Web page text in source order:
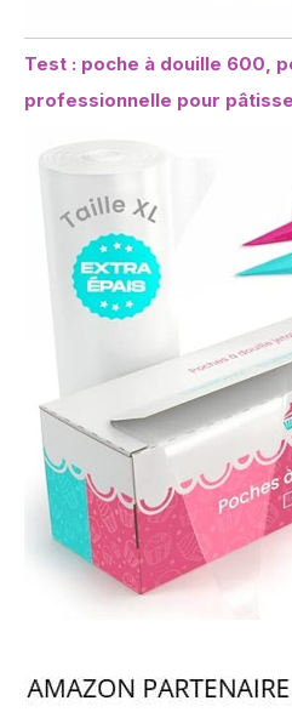
Test : poche à douille 600,
professionnelle pour